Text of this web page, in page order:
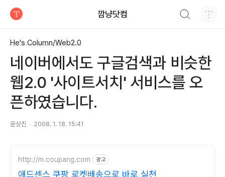
깜냥닷컴
He's Column/Web2.0
네이버에서도 구글검색과 비슷한
웹2.0 '사이트서치' 서비스를 오
픈하였습니다.
윤상진 2008. 1. 18. 15:41
http://m.coupang.com 광고
애드센스 쿠팡 로켓배송으로 바로 실천